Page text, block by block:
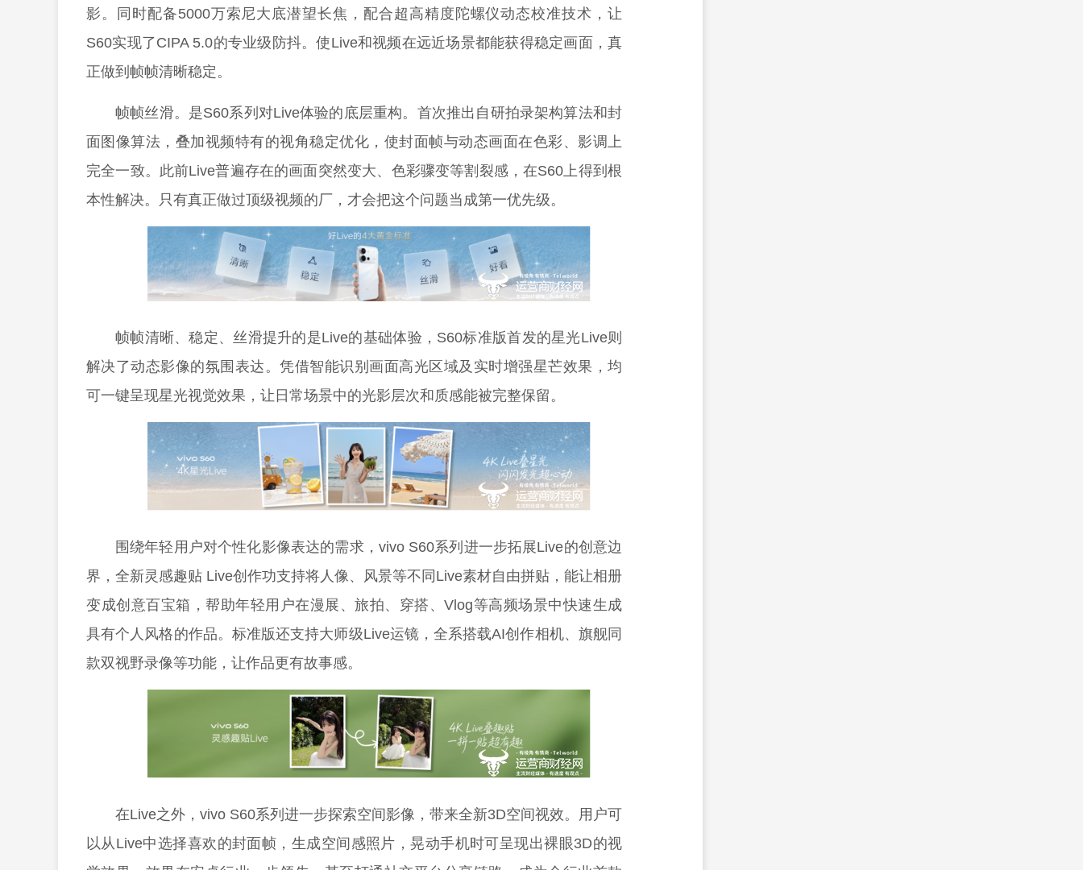
影。同时配备5000万索尼大底潜望长焦，配合超高精度陀螺仪动态校准技术，让
S60实现了CIPA 5.0的专业级防抖。使Live和视频在远近场景都能获得稳定画面，真
正做到帧帧清晰稳定。
帧帧丝滑。是S60系列对Live体验的底层重构。首次推出自研拍录架构算法和封
面图像算法，叠加视频特有的视角稳定优化，使封面帧与动态画面在色彩、影调上
完全一致。此前Live普遍存在的画面突然变大、色彩骤变等割裂感，在S60上得到根
本性解决。只有真正做过顶级视频的厂，才会把这个问题当成第一优先级。
帧帧清晰、稳定、丝滑提升的是Live的基础体验，S60标准版首发的星光Live则
解决了动态影像的氛围表达。凭借智能识别画面高光区域及实时增强星芒效果，均
可一键呈现星光视觉效果，让日常场景中的光影层次和质感能被完整保留。
围绕年轻用户对个性化影像表达的需求，vivo S60系列进一步拓展Live的创意边
界，全新灵感趣贴 Live创作功支持将人像、风景等不同Live素材自由拼贴，能让相册
变成创意百宝箱，帮助年轻用户在漫展、旅拍、穿搭、Vlog等高频场景中快速生成
具有个人风格的作品。标准版还支持大师级Live运镜，全系搭载AI创作相机、旗舰同
款双视野录像等功能，让作品更有故事感。
在Live之外，vivo S60系列进一步探索空间影像，带来全新3D空间视效。用户可
以从Live中选择喜欢的封面帧，生成空间感照片，晃动手机时可呈现出裸眼3D的视